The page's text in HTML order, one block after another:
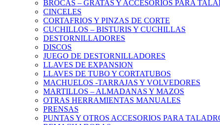
BROCAS – GRATAS Y ACCESORIOS PARA
CINCELES
CORTAFRIOS Y PINZAS DE CORTE
CUCHILLOS – BISTURIS Y CUCHILLAS
DESTORNILLADORES
DISCOS
JUEGO DE DESTORNILLADORES
LLAVES DE EXPANSION
LLAVES DE TUBO Y CORTATUBOS
MACHUELOS -TARRAJAS Y VOLVEDORES
MARTILLOS – ALMADANAS Y MAZOS
OTRAS HERRAMIENTAS MANUALES
PRENSAS
PUNTAS Y OTROS ACCESORIOS PARA